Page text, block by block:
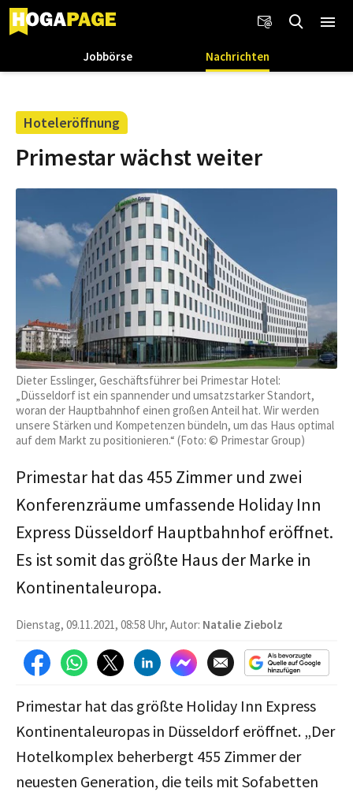
Jobbörse Nachrichten
Hoteleröffnung
Primestar wächst weiter
Dieter Esslinger, Geschäftsführer bei Primestar Hotel:
„Düsseldorf ist ein spannender und umsatzstarker Standort,
woran der Hauptbahnhof einen großen Anteil hat. Wir werden
unsere Stärken und Kompetenzen bündeln, um das Haus optimal
auf dem Markt zu positionieren.“ (Foto: © Primestar Group)
Primestar hat das 455 Zimmer und zwei
Konferenzräume umfassende Holiday Inn
Express Düsseldorf Hauptbahnhof eröffnet.
Es ist somit das größte Haus der Marke in
Kontinentaleuropa.
Dienstag, 09.11.2021, 08:58 Uhr, Autor: Natalie Ziebolz
Primestar hat das größte Holiday Inn Express
Kontinentaleuropas in Düsseldorf eröffnet. „Der
Hotelkomplex beherbergt 455 Zimmer der
neuesten Generation, die teils mit Sofabetten